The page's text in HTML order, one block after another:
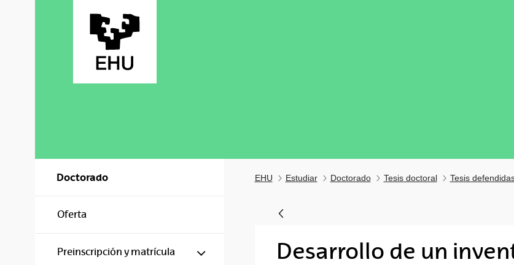
Doctorado
Oferta
Preinscripción y matrícula Mostrar/ocultar subpáginas
EHU Estudiar Doctorado Tesis doctoral Tesis
Desarrollo de un